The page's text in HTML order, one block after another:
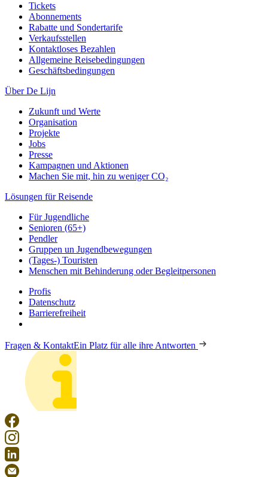
Tickets
Abonnements
Rabatte und Sondertarife
Verkaufsstellen
Kontaktloses Bezahlen
Allgemeine Reisebedingungen
Geschäftsbedingungen
Über De Lijn
Zukunft und Werte
Organisation
Projekte
Jobs
Presse
Kampagnen und Aktionen
Machen Sie mit, hin zu weniger CO₂
Lösungen für Reisende
Für Jugendliche
Senioren (65+)
Pendler
Gruppen un Jugendbewegungen
(Tages-) Touristen
Menschen mit Behinderung oder Begleitpersonen
Profis
Datenschutz
Barrierefreiheit
Fragen & KontaktEin Platz für alle ihre Antworten